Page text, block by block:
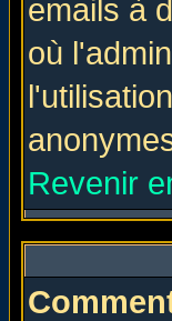
emails à
où
Revenir